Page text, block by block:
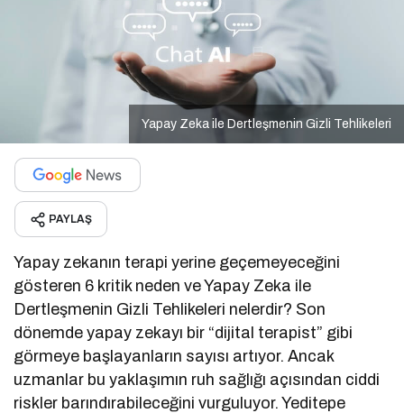
Yapay Zeka ile Dertleşmenin Gizli Tehlikeleri
PAYLAŞ
Yapay zekanın terapi yerine geçemeyeceğini
gösteren 6 kritik neden ve Yapay Zeka ile
Dertleşmenin Gizli Tehlikeleri nelerdir? Son
dönemde yapay zekayı bir “dijital terapist” gibi
görmeye başlayanların sayısı artıyor. Ancak
uzmanlar bu yaklaşımın ruh sağlığı açısından ciddi
riskler barındırabileceğini vurguluyor. Yeditepe